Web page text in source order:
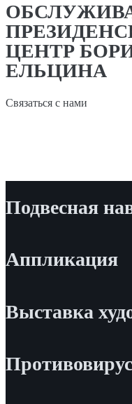
ЦЕНТР
ЕЛЬЦИНА
Связаться с нами
Подвесная
Аппликация
Выставка